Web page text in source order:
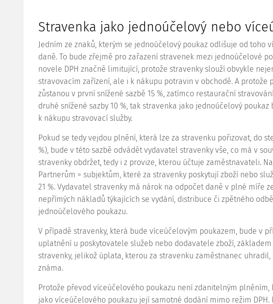
Stravenka jako jednoúčelový nebo
Jedním ze znaků, kterým se jednoúčelový poukaz odlišuje od toho
daně. To bude zřejmě pro zařazení stravenek mezi jednoúčelové
novele DPH značně limitující, protože stravenky slouží obvykle
stravovacím zařízení, ale i k nákupu potravin v obchodě. A protože
zůstanou v první snížené sazbě 15 %, zatímco restaurační
druhé snížené sazby 10 %, tak stravenka jako jednoúčelový
k nákupu stravovací služby.
Pokud se tedy vejdou plnění, která lze za stravenku pořizovat, do
%), bude v této sazbě odvádět vydavatel stravenky vše, co má v
stravenky obdržet, tedy i z provize, kterou účtuje zaměstnavateli.
Partnerům = subjektům, které za stravenky poskytují zboží nebo
21 %. Vydavatel stravenky má nárok na odpočet daně v plné míře
nepřímých nákladů týkajících se vydání, distribuce či zpětného
jednoúčelového poukazu.
V případě stravenky, která bude víceúčelovým poukazem, bude v
uplatnění u poskytovatele služeb nebo dodavatele zboží,
stravenky, jelikož úplata, kterou za stravenku zaměstnanec
známa.
Protože převod víceúčelového poukazu není zdanitelným plněním,
jako víceúčelového poukazu její samotné dodání mimo režim DPH.